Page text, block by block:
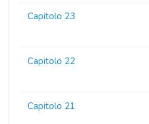
Capitolo 23
Capitolo 22
Capitolo 21